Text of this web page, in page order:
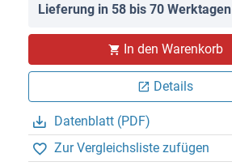
Lieferung in 58 bis 70 Werktagen
In den Warenkorb
Details
Datenblatt (PDF)
Zur Vergleichsliste zufügen